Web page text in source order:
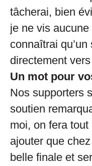
tâcherai, bien
je ne vis
connaîtrai
directement
Un mot pour
Nos supporters
soutien
moi, on fera
ajouter que
belle finale et